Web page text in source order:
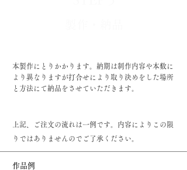
​本製作にとりかかります。納期は制作内容や本数に
より異なりますが打合せにより取り決めをした場所
と方法にて納品をさせていただきます。
​上記、ご注文の流れは一例です。内容によりこの限
りではありませんのでご了承ください。
作品例